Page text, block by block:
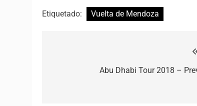
Etiquetado: Vuelta de Mendoza
Abu Dhabi Tour 2018 –